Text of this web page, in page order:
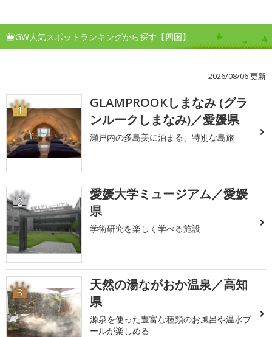
GW人気スポットランキングから探す【四国】
2026/08/06 更新
1
GLAMPROOKしまなみ (グラ
ンルークしまなみ)／愛媛県
瀬戸内の多島美に泊まる、特別な島旅
2
愛媛大学ミュージアム／愛媛
県
学術研究を楽しく学べる施設
3
天然の湯ながおか温泉／高知
県
源泉を使った豊富な種類のお風呂や温水プ
ールが楽しめる